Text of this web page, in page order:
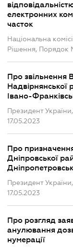
електронних
часток
Національна
Рішення, Порядок
Про звільнення
Надвірнянської
Івано-
Президент
17.05.2023
Про
Дніпровської
Президент
17.05.2023
Про розгляд
анулювання
нумерації